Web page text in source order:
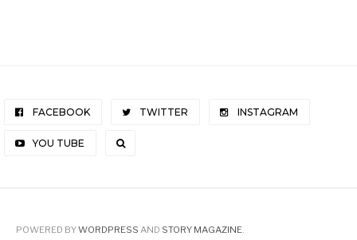
FACEBOOK TWITTER INSTAGRAM
YOU TUBE
POWERED BYWORDPRESS AND STORY MAGAZINE.